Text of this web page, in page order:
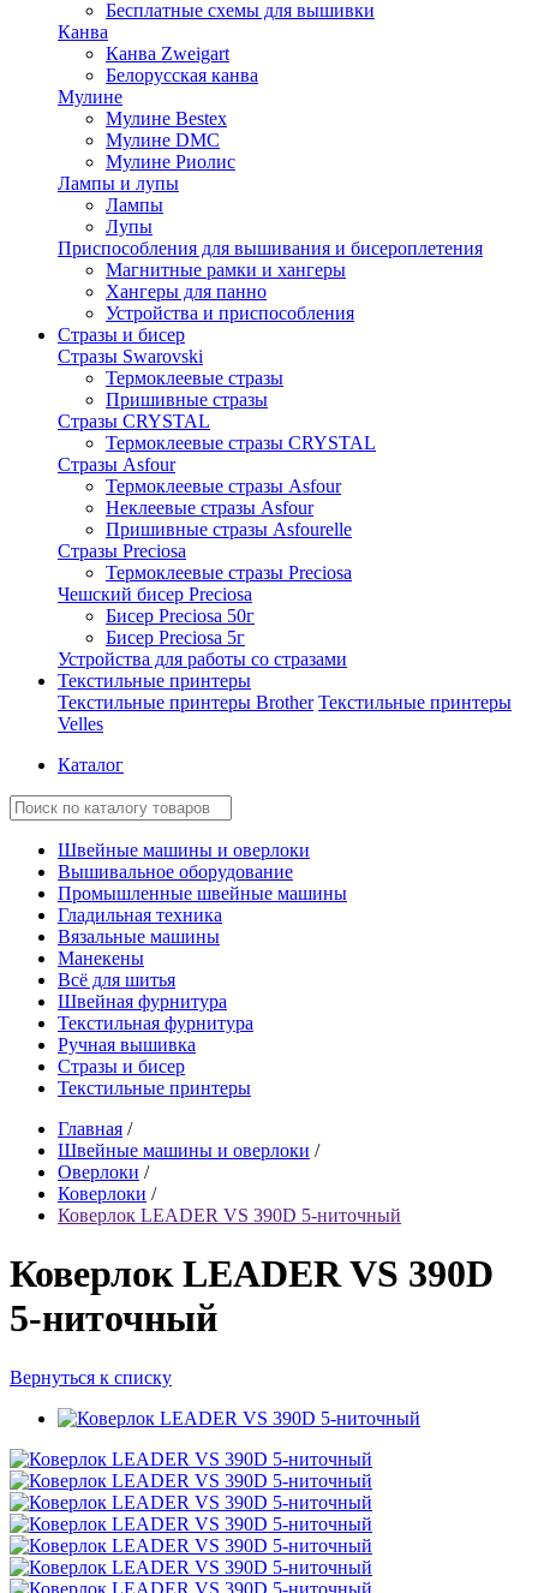
Бесплатные схемы для вышивки
Канва
Канва Zweigart
Белорусская канва
Мулине
Мулине Bestex
Мулине DMC
Мулине Риолис
Лампы и лупы
Лампы
Лупы
Приспособления для вышивания и бисероплетения
Магнитные рамки и хангеры
Хангеры для панно
Устройства и приспособления
Стразы и бисер
Стразы Swarovski
Термоклеевые стразы
Пришивные стразы
Стразы CRYSTAL
Термоклеевые стразы CRYSTAL
Стразы Asfour
Термоклеевые стразы Asfour
Неклеевые стразы Asfour
Пришивные стразы Asfourelle
Стразы Preciosa
Термоклеевые стразы Preciosa
Чешский бисер Preciosa
Бисер Preciosa 50г
Бисер Preciosa 5г
Устройства для работы со стразами
Текстильные принтеры
Текстильные принтеры Brother Текстильные принтеры
Velles
Каталог
Швейные машины и оверлоки
Вышивальное оборудование
Промышленные швейные машины
Гладильная техника
Вязальные машины
Манекены
Всё для шитья
Швейная фурнитура
Текстильная фурнитура
Ручная вышивка
Стразы и бисер
Текстильные принтеры
Главная /
Швейные машины и оверлоки /
Оверлоки /
Коверлоки /
Коверлок LEADER VS 390D 5-ниточный
Коверлок LEADER VS 390D
5-ниточный
Вернуться к списку